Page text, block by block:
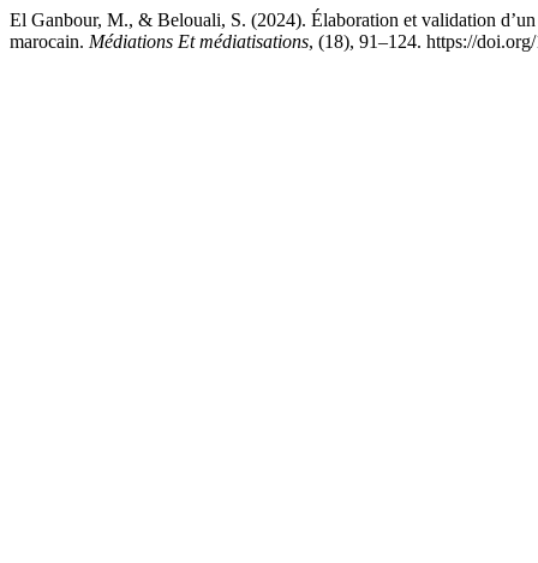
El Ganbour, M., & Belouali, S. (2024). Élaboration et validation
marocain. Médiations Et médiatisations, (18), 91–124. https://